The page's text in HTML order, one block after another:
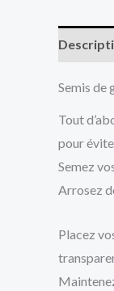
Semis de
Tout
pour
Semez
Arrosez
Placez